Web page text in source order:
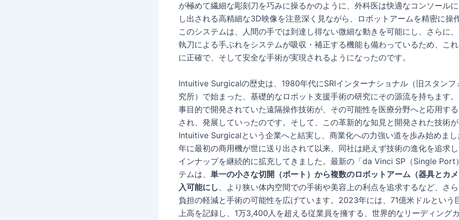
が極めて繊細な彫刻刀を巧みに操るかのように、外科医は快適なコンソール
し出される高精細な3D映像を注意深く見ながら、ロボットアームを精密に操
このシステムは、人間の手では到達し得ない微細な動きを可能にし、さらに
執刀による手ぶれをシステムが吸収・補正する機能も備わっているため、こ
に正確で、そして安全な手術が実現されるようになったのです。
Intuitive Surgicalの歴史は、1980年代にSRIインターナショナル（旧スタンフ
究所）で始まった、基礎的なロボット支援手術の研究にその源流を持ちます
事目的で開発されていた遠隔操作技術が、その可能性を医療分野へと応用す
され、発展していったのです。そして、この革新的な知見と開発された技術が
Intuitive Surgicalという企業へと結実し、商業化への力強い道を歩み始めま
年に最初の商用機が世に送り出されて以来、同社は絶えず技術の進化を追求
インナップを継続的に拡充してきました。最新の「da Vinci SP（Single Port
テムは、 単一の小さな切開（ポート）から複数のロボットアーム（器具とカ
入可能にし 、より狭い体内空間での手術や美容上の利点を追求するなど、さ
負担の軽減と手術の可能性を広げています。2023年には、71億米ドルという
上高を記録し、1万3,400人を超える従業員を擁する、世界的なリーディング